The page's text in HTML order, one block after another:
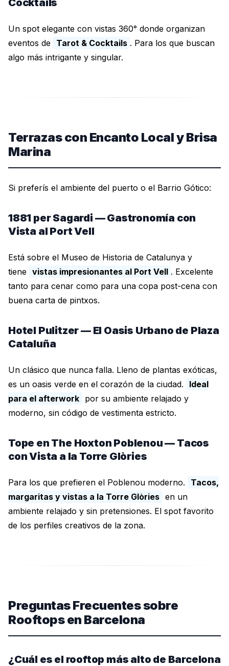
Cocktails
Un spot elegante con vistas 360° donde organizan
eventos de Tarot & Cocktails . Para los que buscan
algo más intrigante y singular.
Terrazas con Encanto Local y Brisa
Marina
Si preferís el ambiente del puerto o el Barrio Gótico:
1881 per Sagardi — Gastronomía con
Vista al Port Vell
Está sobre el Museo de Historia de Catalunya y
tiene vistas impresionantes al Port Vell . Excelente
tanto para cenar como para una copa post-cena con
buena carta de pintxos.
Hotel Pulitzer — El Oasis Urbano de Plaza
Cataluña
Un clásico que nunca falla. Lleno de plantas exóticas,
es un oasis verde en el corazón de la ciudad.
Ideal
para el afterwork por su ambiente relajado y
moderno, sin código de vestimenta estricto.
Tope en The Hoxton Poblenou — Tacos
con Vista a la Torre Glòries
Para los que prefieren el Poblenou moderno.
Tacos,
margaritas y vistas a la Torre Glòries en un
ambiente relajado y sin pretensiones. El spot favorito
de los perfiles creativos de la zona.
Preguntas Frecuentes sobre
Rooftops en Barcelona
¿Cuál es el rooftop más alto de Barcelona